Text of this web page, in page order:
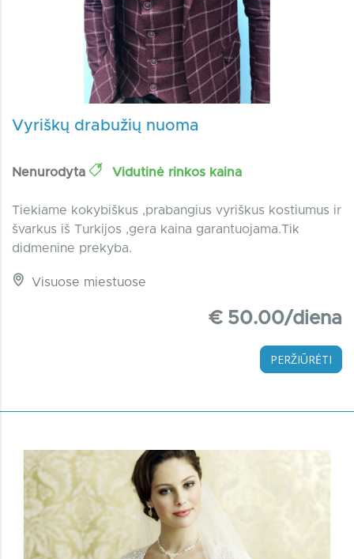
Vyriškų drabužių nuoma
Nenurodyta Vidutinė rinkos kaina
Tiekiame kokybiškus ,prabangius vyriškus kostiumus ir
švarkus iš Turkijos ,gera kaina garantuojama.Tik
didmenine prekyba.
Visuose miestuose
€ 50.00/diena
PERŽIŪRĖTI